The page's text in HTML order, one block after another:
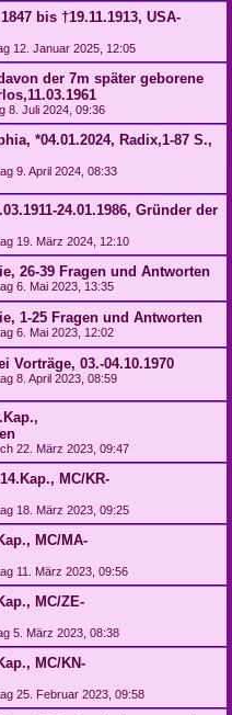
bis †19.11.1913, USA-
12. Januar 2025, 12:05
der 7m später geborene
8. Juli 2024, 09:36
*04.01.2024, Radix,1-87 S.,
9. April 2024, 08:33
24.01.1986, Gründer der
19. März 2024, 12:10
26-39 Fragen und Antworten
6. Mai 2023, 13:35
1-25 Fragen und Antworten
6. Mai 2023, 12:02
Vorträge, 03.-04.10.1970
8. April 2023, 08:59
22. März 2023, 09:47
MC/KR-
18. März 2023, 09:25
MC/MA-
11. März 2023, 09:56
MC/ZE-
5. März 2023, 08:38
MC/KN-
25. Februar 2023, 09:58